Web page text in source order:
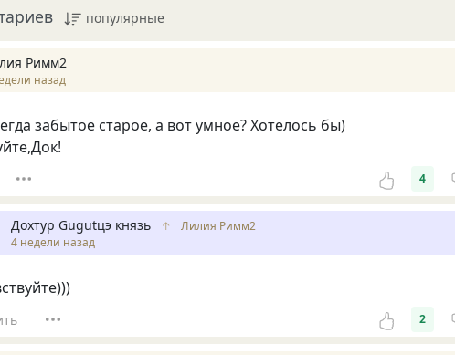
популярные
Римм2
назад
забытое старое, а вот умное? Хотелось бы)
4
Дохтур Gugutцэ князь ↑
Лилия Римм2
4 недели назад
2